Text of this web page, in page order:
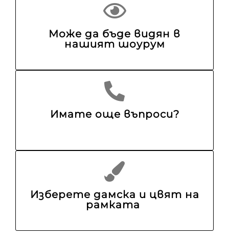
Може да бъде видян в
нашият шоурум
Имате още въпроси?
Изберете дамска и цвят на
рамката